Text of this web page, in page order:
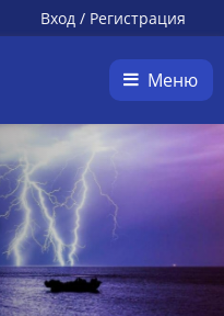
Вход / Регистрация
Меню